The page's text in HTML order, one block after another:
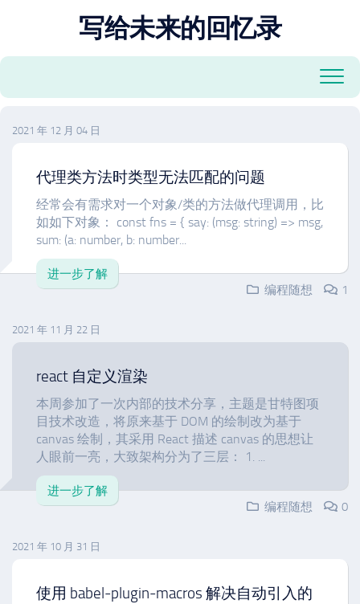
容
写给未来的回忆录
2021 年 12 月 04 日
代理类方法时类型无法匹配的问题
经常会有需求对一个对象/类的方法做代理调用，比
如如下对象： const fns = { say: (msg: string) => msg,
sum: (a: number, b: number...
进一步了解
编程随想
1
2021 年 11 月 22 日
react 自定义渲染
本周参加了一次内部的技术分享，主题是甘特图项
目技术改造，将原来基于 DOM 的绘制改为基于
canvas 绘制，其采用 React 描述 canvas 的思想让
人眼前一亮，大致架构分为了三层： 1. ...
进一步了解
编程随想
0
2021 年 10 月 31 日
使用 babel-plugin-macros 解决自动引入的